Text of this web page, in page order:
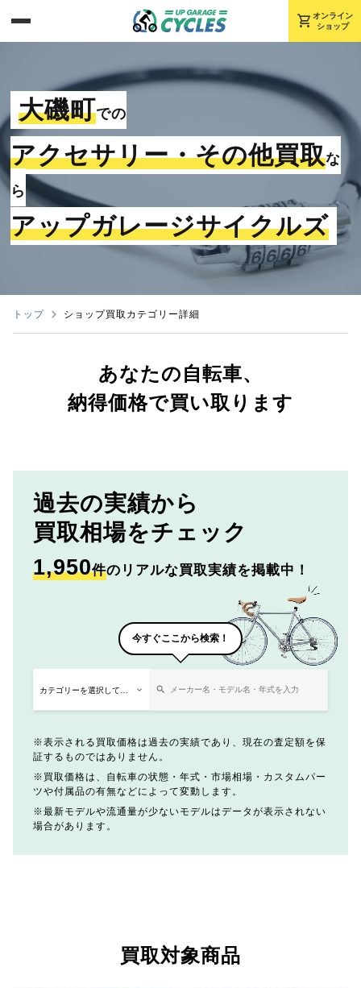
shopping_cart オンライン
ショップ
大磯町での
アクセサリー・その他買取な
ら
アップガレージサイクルズ
トップ ショップ買取カテゴリー詳細
あなたの自転車、
納得価格で買い取ります
過去の実績から
買取相場をチェック
1,950件のリアルな買取実績を掲載中！
今すぐここから検索！
表示される買取価格は過去の実績であり、現在の査定額を保
証するものではありません。
買取価格は、自転車の状態・年式・市場相場・カスタムパー
ツや付属品の有無などによって変動します。
最新モデルや流通量が少ないモデルはデータが表示されない
場合があります。
買取対象商品